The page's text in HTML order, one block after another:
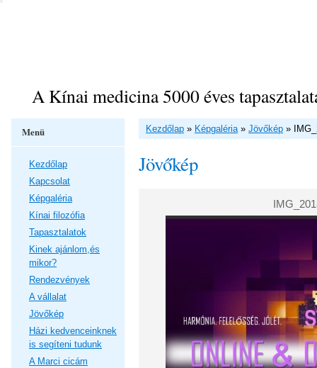
A Kínai medicina 5000 éves
Kezdőlap » Képgaléria» Jövőkép »
Jövőkép
Menü
Kezdőlap
Kapcsolat
Képgaléria
Kínai filozófia
Tapasztalatok
Kinek ajánlom,és
mikor?
Rendezvények
A vállalat
Jövőkép
Házi kedvenceinknek
is segíteni tudunk
A Marci cicám